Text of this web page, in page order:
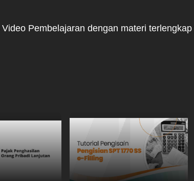
Pembelajaran dengan materi